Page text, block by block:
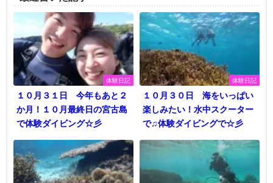
体験日記
１０月３１日 今年もあと２
か月！１０月最終日の宮古島
で体験ダイビング☆彡
体験日記
１０月３０日 海をいっぱい
楽しみたい！水中スクーター
で♫体験ダイビングで☆彡